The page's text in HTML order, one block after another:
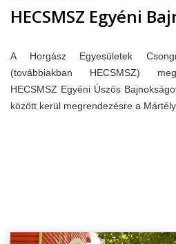
HECSMSZ Egyéni
A Horgász Egyesületek
(továbbiakban HECSMSZ)
HECSMSZ Egyéni Úszós
között kerül megrendezésre a